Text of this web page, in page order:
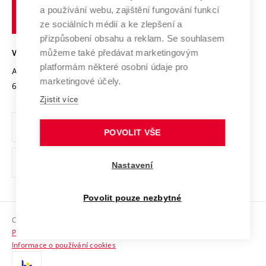
Transfer znalostí
Open Science
Projekty
Projekty ze strukturálních fondů
Specifický výzkum
Služby univerzity
Mezinárodní dohody
Univerzitní sítě
Podnikavá univerzita / ContriBUTe
Bezpečná univerzita
Vyznamenání
Organizační struktura
Ochrana osobních údajů
odkaz)
Sociální bezpečí
HR Award
technické
VYSOKÉ UČENÍ TECHNICKÉ V BRNĚ
Antonínská 548/1
602 00 Brno
www.vut.cz
vut@vutbr.cz
Copyright © 2026 VUT
Prohlášení o přístupnosti
Informace o používání cookies
a používání webu, zajištění fungování funkcí
ze sociálních médií a ke zlepšení a
přizpůsobení obsahu a reklam. Se souhlasem
můžeme také předávat marketingovým
platformám některé osobní údaje pro
marketingové účely.
Zjistit více
POVOLIT VŠE
Nastavení
Povolit pouze nezbytné